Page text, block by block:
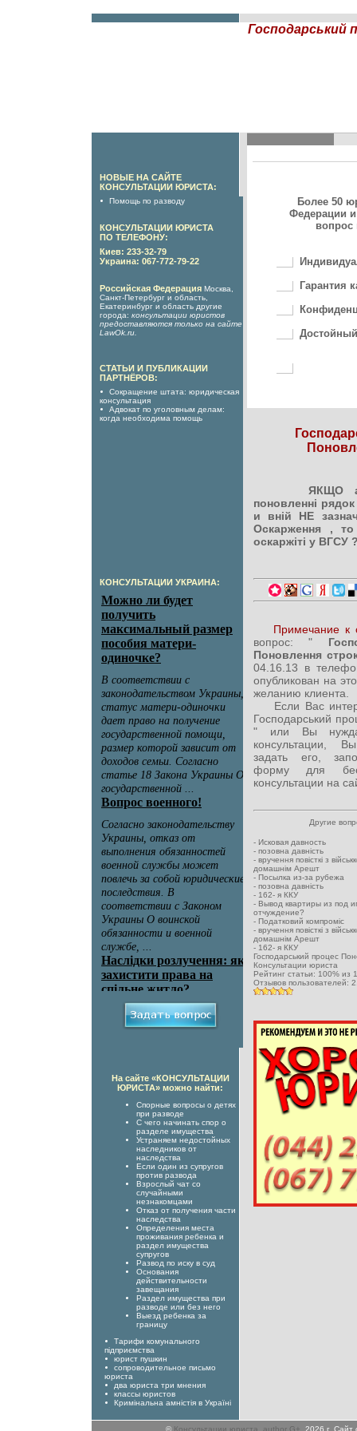
Господарський
НОВЫЕ НА САЙТЕ
КОНСУЛЬТАЦИИ ЮРИСТА:
Помощь по разводу
КОНСУЛЬТАЦИИ ЮРИСТА
ПО ТЕЛЕФОНУ:
Киев: 233-32-79
Украина: 067-772-79-22
Российская Федерация Москва,
Санкт-Петербург и область,
Екатеринбург и область другие
города: консультации юристов
предоставляются только на сайте
LawOk.ru
СТАТЬИ И ПУБЛИКАЦИИ
ПАРТНЁРОВ:
Сокращение штата: юридическая
консультация
Адвокат по уголовным делам:
когда необходима помощь
КОНСУЛЬТАЦИИ УКРАИНА:
Более 50
Федерации
вопрос
Гарантия
ЯКЩО
поновленні
и вній НЕ
Оскарження ,
оскаржіті у ВГСУ
Примечание к
вопрос: "
Поновлення
04.16.13 в
опубликован на
желанию клиента.
Если Вас
Господарський
" или Вы
консультации,
задать его,
форму для
консультации на
Другие
- Исковая давность
- позовна давність
- вручення повісткі з
домашнім Арешт
- Посылка из-за рубежа
- позовна давність
- 162- я ККУ
- Вывод квартиры из под
отчуждение?
- Податковий компроміс
- вручення повісткі з
домашнім Арешт
- 162- я ККУ
Господарський процес
Консультации юриста
Рейтинг статьи: 100% из
Отзывов пользователей: 2
На сайте «КОНСУЛЬТАЦИИ
ЮРИСТА» можно найти:
Спорные вопросы о детях
при разводе
С чего начинать спор о
разделе имущества
Устраняем недостойных
наследников от
наследства
Если один из супругов
против развода
Взрослый чат со
случайными
незнакомцами
Отказ от получения части
наследства
Определения места
проживания ребенка и
раздел имущества
супругов
Развод по иску в суд
Основания
действительности
завещания
Раздел имущества при
разводе или без него
Выезд ребенка за
границу
Тарифи комунального
підприємства
юрист пушкин
сопроводительное письмо
юриста
два юриста три мнения
классы юристов
Кримінальна амністія в Україні
© Консультации юриста author G+ , 2026 г.